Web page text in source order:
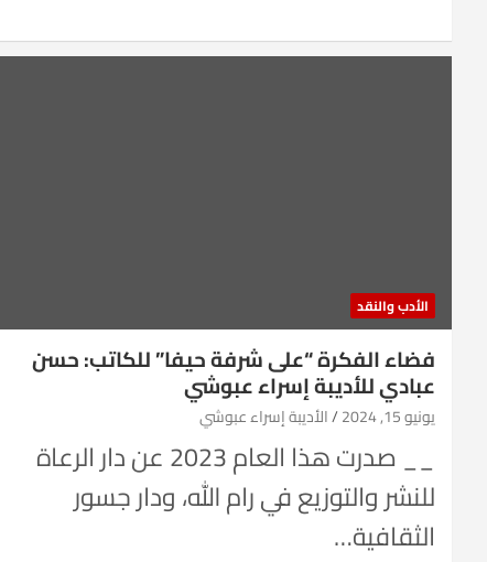
الأدب والنقد
فضاء الفكرة “على شرفة حيفا” للكاتب: حسن
عبادي للأديبة إسراء عبوشي
يونيو 15, 2024 الأديبة إسراء عبوشي
__ صدرت هذا العام 2023 عن دار الرعاة
للنشر والتوزيع في رام الله، ودار جسور
الثقافية…